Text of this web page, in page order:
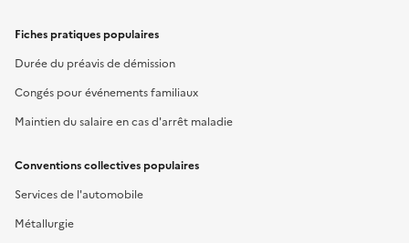
Fiches pratiques populaires
Durée du préavis de démission
Congés pour événements familiaux
Maintien du salaire en cas d'arrêt maladie
Conventions collectives populaires
Services de l'automobile
Métallurgie